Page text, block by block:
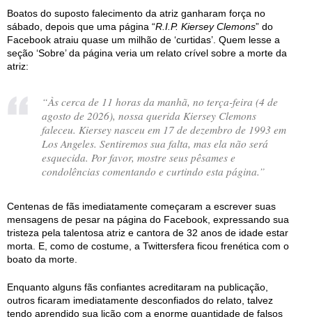
Boatos do suposto falecimento da atriz ganharam força no
sábado, depois que uma página “R.I.P. Kiersey Clemons” do
Facebook atraiu quase um milhão de ‘curtidas’. Quem lesse a
seção ‘Sobre’ da página veria um relato crível sobre a morte da
atriz:
“Às cerca de 11 horas da manhã, no terça-feira (4 de
agosto de 2026), nossa querida Kiersey Clemons
faleceu. Kiersey nasceu em 17 de dezembro de 1993 em
Los Angeles. Sentiremos sua falta, mas ela não será
esquecida. Por favor, mostre seus pêsames e
condolências comentando e curtindo esta página.”
Centenas de fãs imediatamente começaram a escrever suas
mensagens de pesar na página do Facebook, expressando sua
tristeza pela talentosa atriz e cantora de 32 anos de idade estar
morta. E, como de costume, a Twittersfera ficou frenética com o
boato da morte.
Enquanto alguns fãs confiantes acreditaram na publicação,
outros ficaram imediatamente desconfiados do relato, talvez
tendo aprendido sua lição com a enorme quantidade de falsos